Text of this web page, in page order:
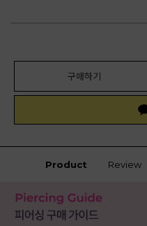
구매하기
Product Review